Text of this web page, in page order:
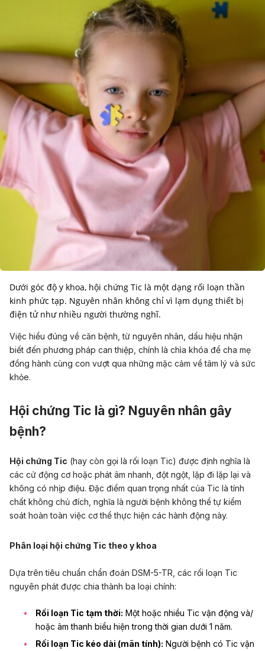
Dưới góc độ y khoa, hội chứng Tic là một dạng rối loạn thần
kinh phức tạp. Nguyên nhân không chỉ vì lạm dụng thiết bị
điện tử như nhiều người thường nghĩ.
Việc hiểu đúng về căn bệnh, từ nguyên nhân, dấu hiệu nhận
biết đến phương pháp can thiệp, chính là chìa khóa để cha mẹ
đồng hành cùng con vượt qua những mặc cảm về tâm lý và sức
khỏe.
Hội chứng Tic là gì? Nguyên nhân gây
bệnh?
Hội chứng Tic (hay còn gọi là rối loạn Tic) được định nghĩa là
các cử động cơ hoặc phát âm nhanh, đột ngột, lặp đi lặp lại và
không có nhịp điệu. Đặc điểm quan trọng nhất của Tic là tính
chất không chủ đích, nghĩa là người bệnh không thể tự kiểm
soát hoàn toàn việc cơ thể thực hiện các hành động này.
Phân loại hội chứng Tic theo y khoa
Dựa trên tiêu chuẩn chẩn đoán DSM-5-TR, các rối loạn Tic
nguyên phát được chia thành ba loại chính:
Rối loạn Tic tạm thời: Một hoặc nhiều Tic vận động và/
hoặc âm thanh biểu hiện trong thời gian dưới 1 năm.
Rối loạn Tic kéo dài (mãn tính): Người bệnh có Tic vận